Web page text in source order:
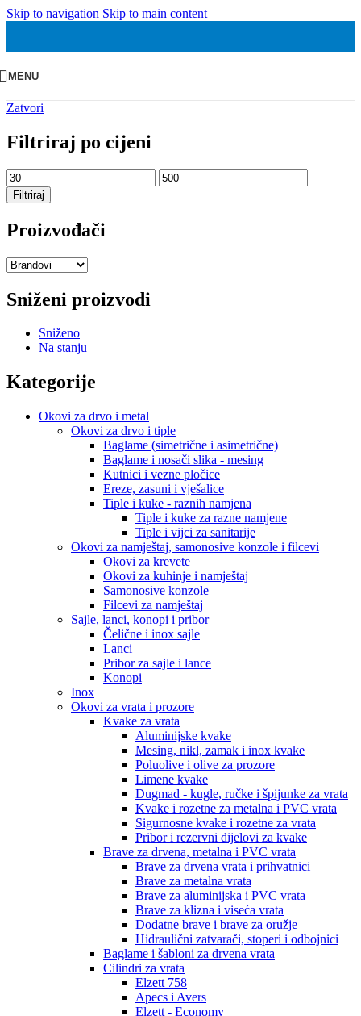
Skip to navigation Skip to main content
MENU
Zatvori
Filtriraj po cijeni
Min
cijena
Maks
cijena
Filtriraj
Proizvođači
Sniženi proizvodi
Sniženo
Na stanju
Kategorije
Okovi za drvo i metal
Okovi za drvo i tiple
Baglame (simetrične i asimetrične)
Baglame i nosači slika - mesing
Kutnici i vezne pločice
Ereze, zasuni i vješalice
Tiple i kuke - raznih namjena
Tiple i kuke za razne namjene
Tiple i vijci za sanitarije
Okovi za namještaj, samonosive konzole i filcevi
Okovi za krevete
Okovi za kuhinje i namještaj
Samonosive konzole
Filcevi za namještaj
Sajle, lanci, konopi i pribor
Čelične i inox sajle
Lanci
Pribor za sajle i lance
Konopi
Inox
Okovi za vrata i prozore
Kvake za vrata
Aluminijske kvake
Mesing, nikl, zamak i inox kvake
Poluolive i olive za prozore
Limene kvake
Dugmad - kugle, ručke i špijunke za vrata
Kvake i rozetne za metalna i PVC vrata
Sigurnosne kvake i rozetne za vrata
Pribor i rezervni dijelovi za kvake
Brave za drvena, metalna i PVC vrata
Brave za drvena vrata i prihvatnici
Brave za metalna vrata
Brave za aluminijska i PVC vrata
Brave za klizna i viseća vrata
Dodatne brave i brave za oružje
Hidraulični zatvarači, stoperi i odbojnici
Baglame i šabloni za drvena vrata
Cilindri za vrata
Elzett 758
Apecs i Avers
Elzett - Economy